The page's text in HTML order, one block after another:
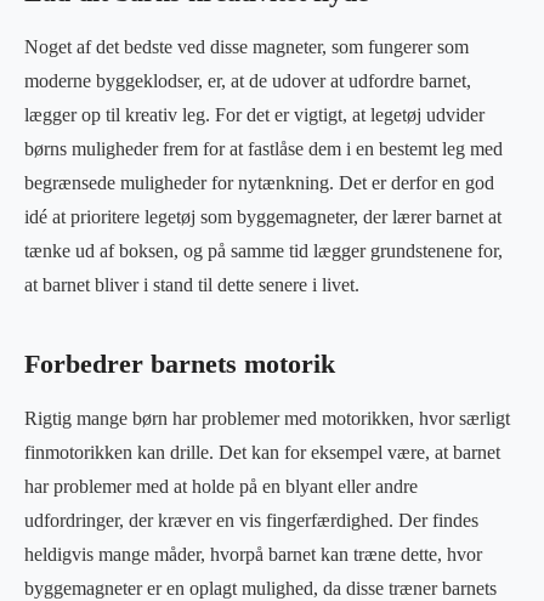
Noget af det bedste ved disse magneter, som fungerer som
moderne byggeklodser, er, at de udover at udfordre barnet,
lægger op til kreativ leg. For det er vigtigt, at legetøj udvider
børns muligheder frem for at fastlåse dem i en bestemt leg med
begrænsede muligheder for nytænkning. Det er derfor en god
idé at prioritere legetøj som byggemagneter, der lærer barnet at
tænke ud af boksen, og på samme tid lægger grundstenene for,
at barnet bliver i stand til dette senere i livet.
Forbedrer barnets motorik
Rigtig mange børn har problemer med motorikken, hvor særligt
finmotorikken kan drille. Det kan for eksempel være, at barnet
har problemer med at holde på en blyant eller andre
udfordringer, der kræver en vis fingerfærdighed. Der findes
heldigvis mange måder, hvorpå barnet kan træne dette, hvor
byggemagneter er en oplagt mulighed, da disse træner barnets